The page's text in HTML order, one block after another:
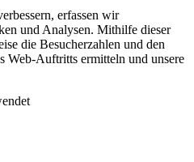
erfassen wir
und Analysen. Mithilfe dieser
die Besucherzahlen und den
Web-Auftritts ermitteln und unsere